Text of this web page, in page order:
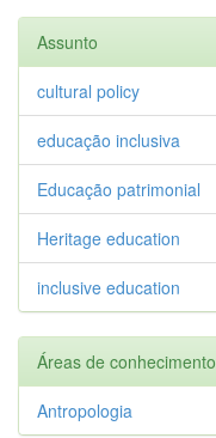
Assunto
cultural policy
educação inclusiva
Educação patrimonial
Heritage education
inclusive education
Áreas de conhecimento
Antropologia